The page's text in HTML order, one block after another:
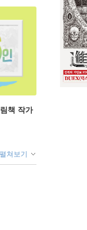
책 작가
펼쳐보기